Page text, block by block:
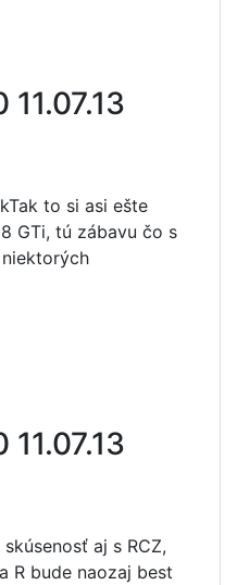
11.07.13
Tak to si asi ešte
GTi, tú zábavu čo s
11.07.13
aj s RCZ,
R bude naozaj best